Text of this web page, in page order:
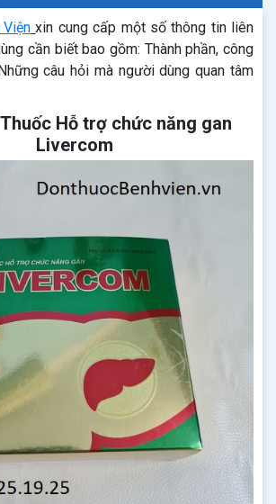
xin cung cấp một số thông tin liên
cần biết bao gồm: Thành phần, công
câu hỏi mà người dùng quan tâm
Hỗ trợ chức năng gan
Livercom